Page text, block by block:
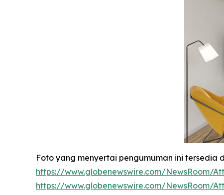
Foto yang menyertai pengumuman ini tersedia
https://www.globenewswire.com/NewsRoom/
https://www.globenewswire.com/NewsRoom/